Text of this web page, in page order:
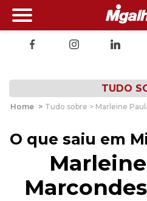
TUDO
Home > Tudo sobre > Marleine
O que saiu em